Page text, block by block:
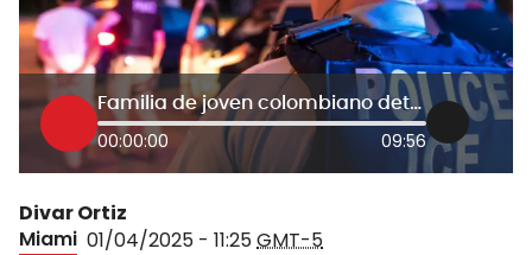
Familia de joven colombiano detenido por autoridades migratorias de EE.UU. denuncia irregularidades
00:00:00 09:56
Divar Ortiz
Miami 01/04/2025 - 11:25GMT-5